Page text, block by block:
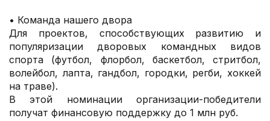
• Команда нашего двора
Для проектов, способствующих развитию и
популяризации дворовых командных видов
спорта (футбол, флорбол, баскетбол, стритбол,
волейбол, лапта, гандбол, городки, регби, хоккей
на траве).
В этой номинации организации-победители
получат финансовую поддержку до 1 млн руб.